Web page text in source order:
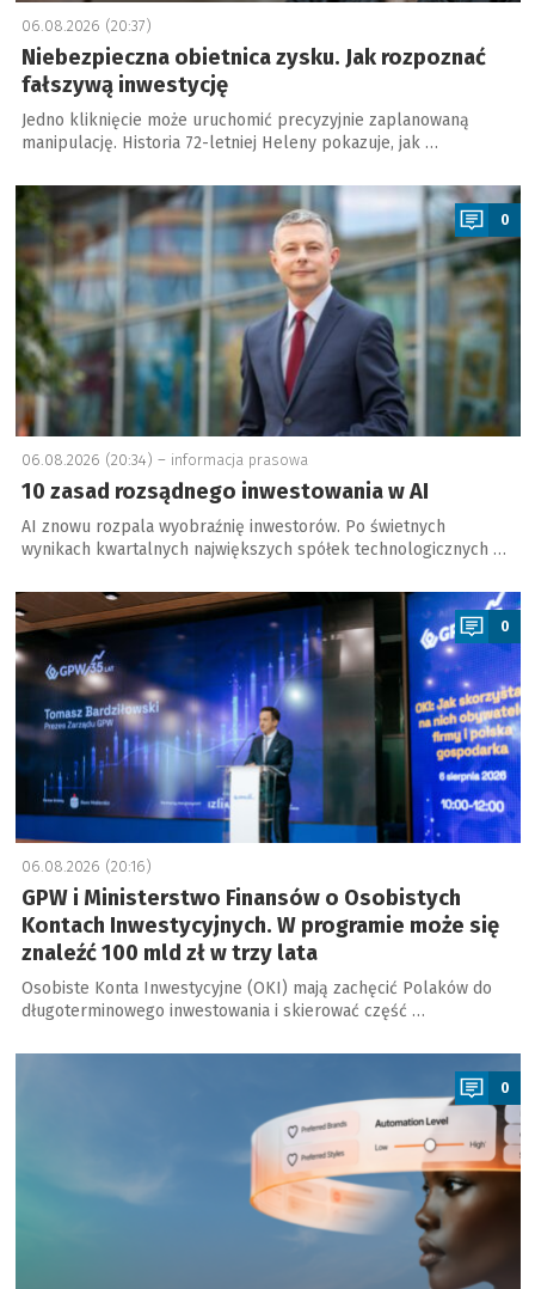
06.08.2026 (20:37)
Niebezpieczna obietnica zysku. Jak rozpoznać
fałszywą inwestycję
Jedno kliknięcie może uruchomić precyzyjnie zaplanowaną
manipulację. Historia 72-letniej Heleny pokazuje, jak …
a
0
06.08.2026 (20:34) – informacja prasowa
10 zasad rozsądnego inwestowania w AI
AI znowu rozpala wyobraźnię inwestorów. Po świetnych
wynikach kwartalnych największych spółek technologicznych …
a
0
06.08.2026 (20:16)
GPW i Ministerstwo Finansów o Osobistych
Kontach Inwestycyjnych. W programie może się
znaleźć 100 mld zł w trzy lata
Osobiste Konta Inwestycyjne (OKI) mają zachęcić Polaków do
długoterminowego inwestowania i skierować część …
a
0